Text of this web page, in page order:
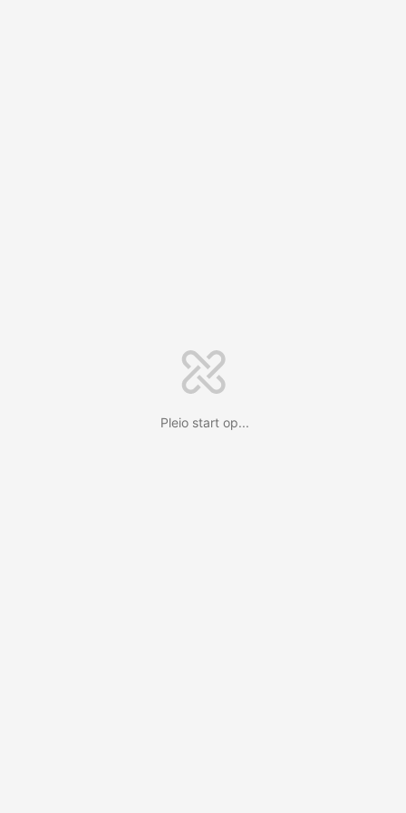
Pleio start op...